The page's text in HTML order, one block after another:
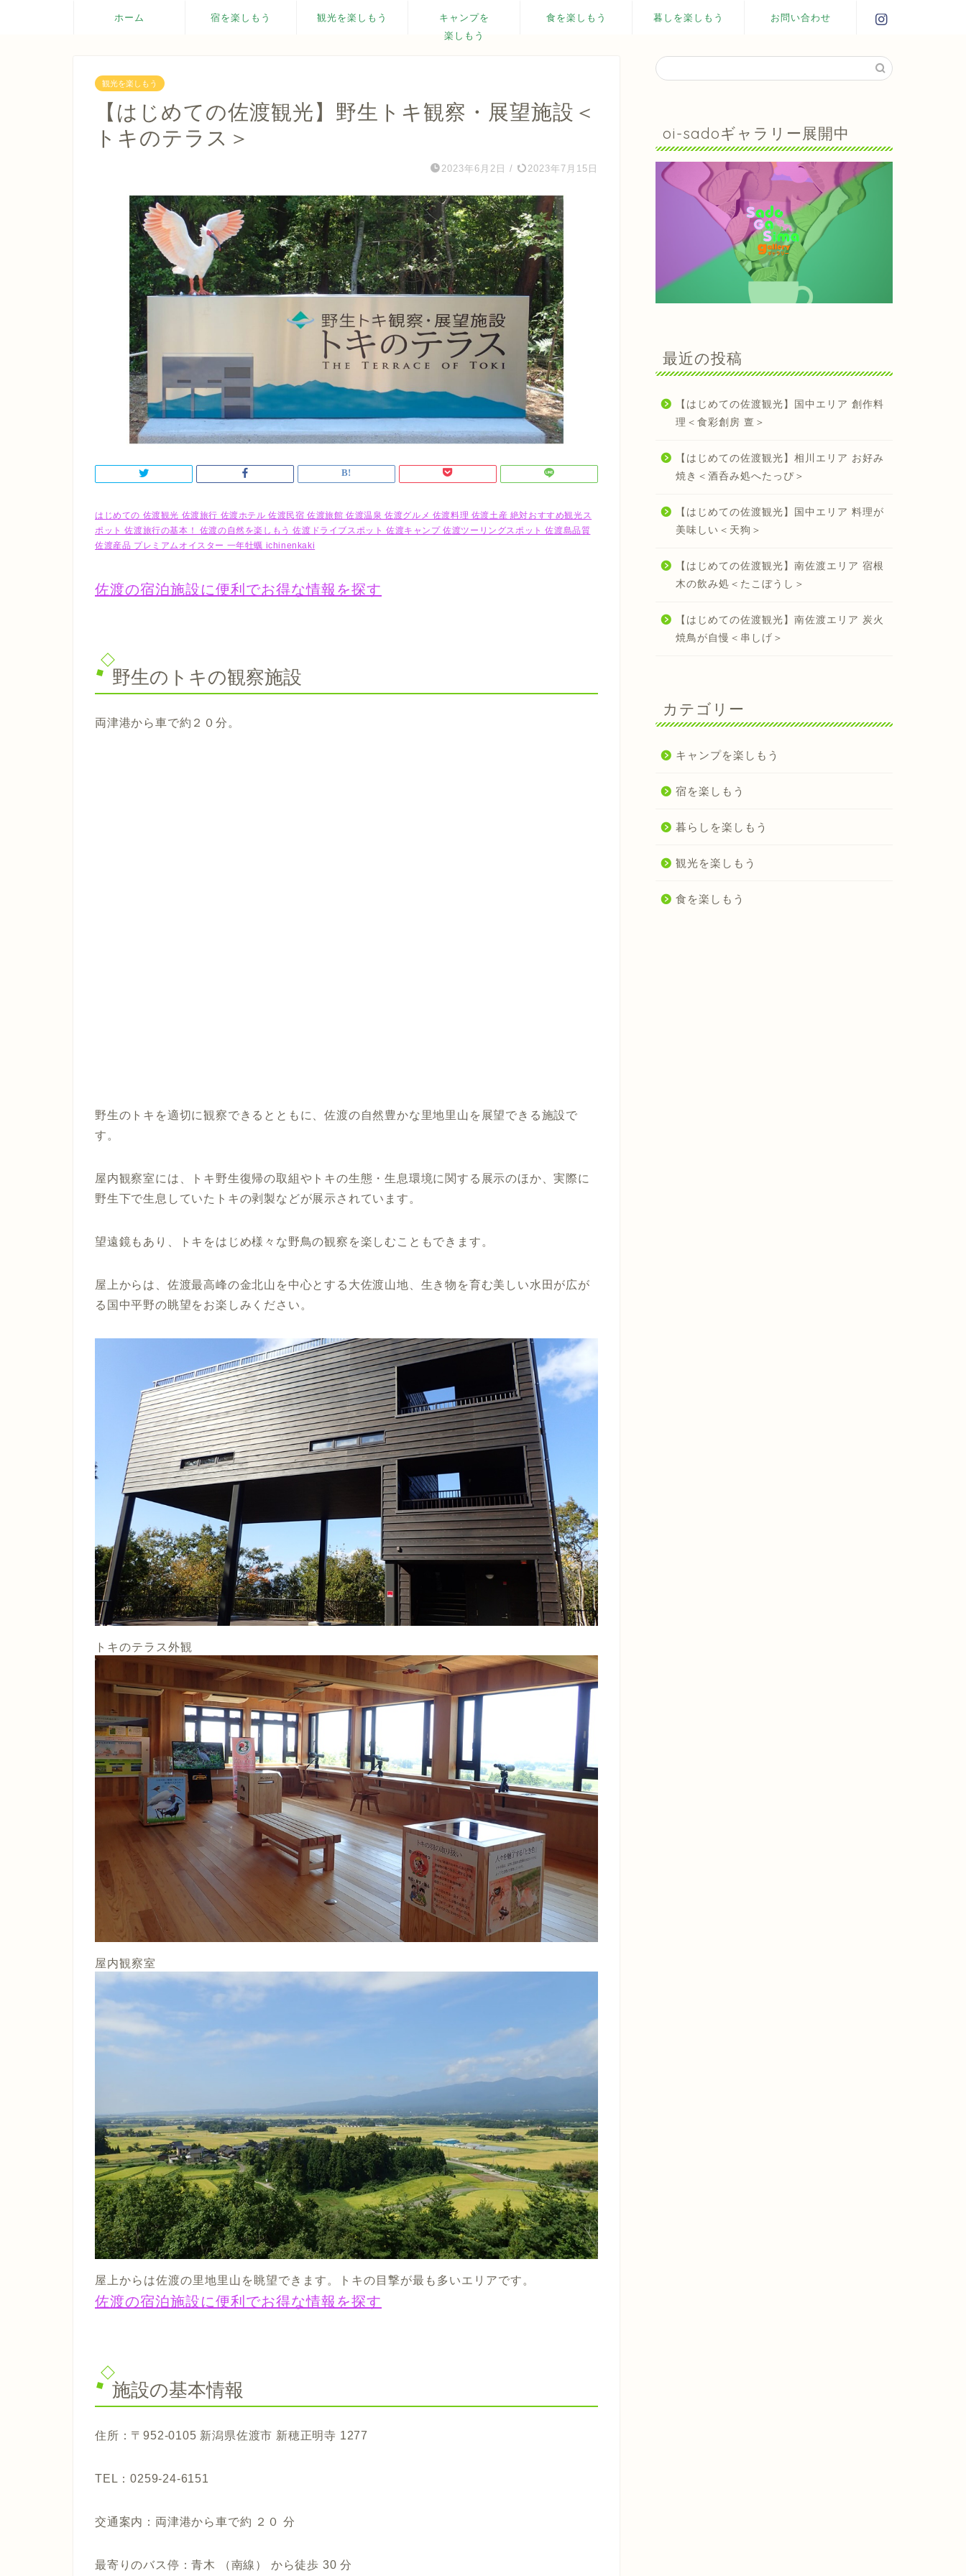
ホーム 宿を楽しもう 観光を楽しもう
キャンプを
楽しもう
食を楽しもう 暮しを楽しもう お問い合わせ
観光を楽しもう
【はじめての佐渡観光】野生トキ観察・展望施設＜
トキのテラス＞
2023年6月2日 / 2023年7月15日
はじめての 佐渡観光 佐渡旅行 佐渡ホテル 佐渡民宿 佐渡旅館 佐渡温泉 佐渡グルメ 佐渡料理 佐渡土産 絶対おすすめ観光ス
ポット 佐渡旅行の基本！ 佐渡の自然を楽しもう 佐渡ドライブスポット 佐渡キャンプ 佐渡ツーリングスポット 佐渡島品質
佐渡産品 プレミアムオイスター 一年牡蠣 ichinenkaki
佐渡の宿泊施設に便利でお得な情報を探す
野生のトキの観察施設
両津港から車で約２０分。
野生のトキを適切に観察できるとともに、佐渡の自然豊かな里地里山を展望できる施設で
す。
屋内観察室には、トキ野生復帰の取組やトキの生態・生息環境に関する展示のほか、実際に
野生下で生息していたトキの剥製などが展示されています。
望遠鏡もあり、トキをはじめ様々な野鳥の観察を楽しむこともできます。
屋上からは、佐渡最高峰の金北山を中心とする大佐渡山地、生き物を育む美しい水田が広が
る国中平野の眺望をお楽しみください。
トキのテラス外観
屋内観察室
屋上からは佐渡の里地里山を眺望できます。トキの目撃が最も多いエリアです。
佐渡の宿泊施設に便利でお得な情報を探す
施設の基本情報
住所：〒952-0105 新潟県佐渡市 新穂正明寺 1277
TEL：0259-24-6151
交通案内：両津港から車で約 ２０ 分
最寄りのバス停：青木 （南線） から徒歩 30 分
oi-sadoギャラリー展開中
最近の投稿
【はじめての佐渡観光】国中エリア 創作料
理＜食彩創房 亶＞
【はじめての佐渡観光】相川エリア お好み
焼き＜酒呑み処へたっぴ＞
【はじめての佐渡観光】国中エリア 料理が
美味しい＜天狗＞
【はじめての佐渡観光】南佐渡エリア 宿根
木の飲み処＜たこぼうし＞
【はじめての佐渡観光】南佐渡エリア 炭火
焼鳥が自慢＜串しげ＞
カテゴリー
キャンプを楽しもう
宿を楽しもう
暮らしを楽しもう
観光を楽しもう
食を楽しもう